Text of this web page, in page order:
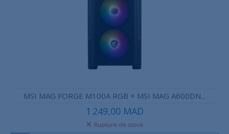
MSI MAG FORGE M100A RGB + MSI MAG A600DN...
1 249,00 MAD
Rupture de stock